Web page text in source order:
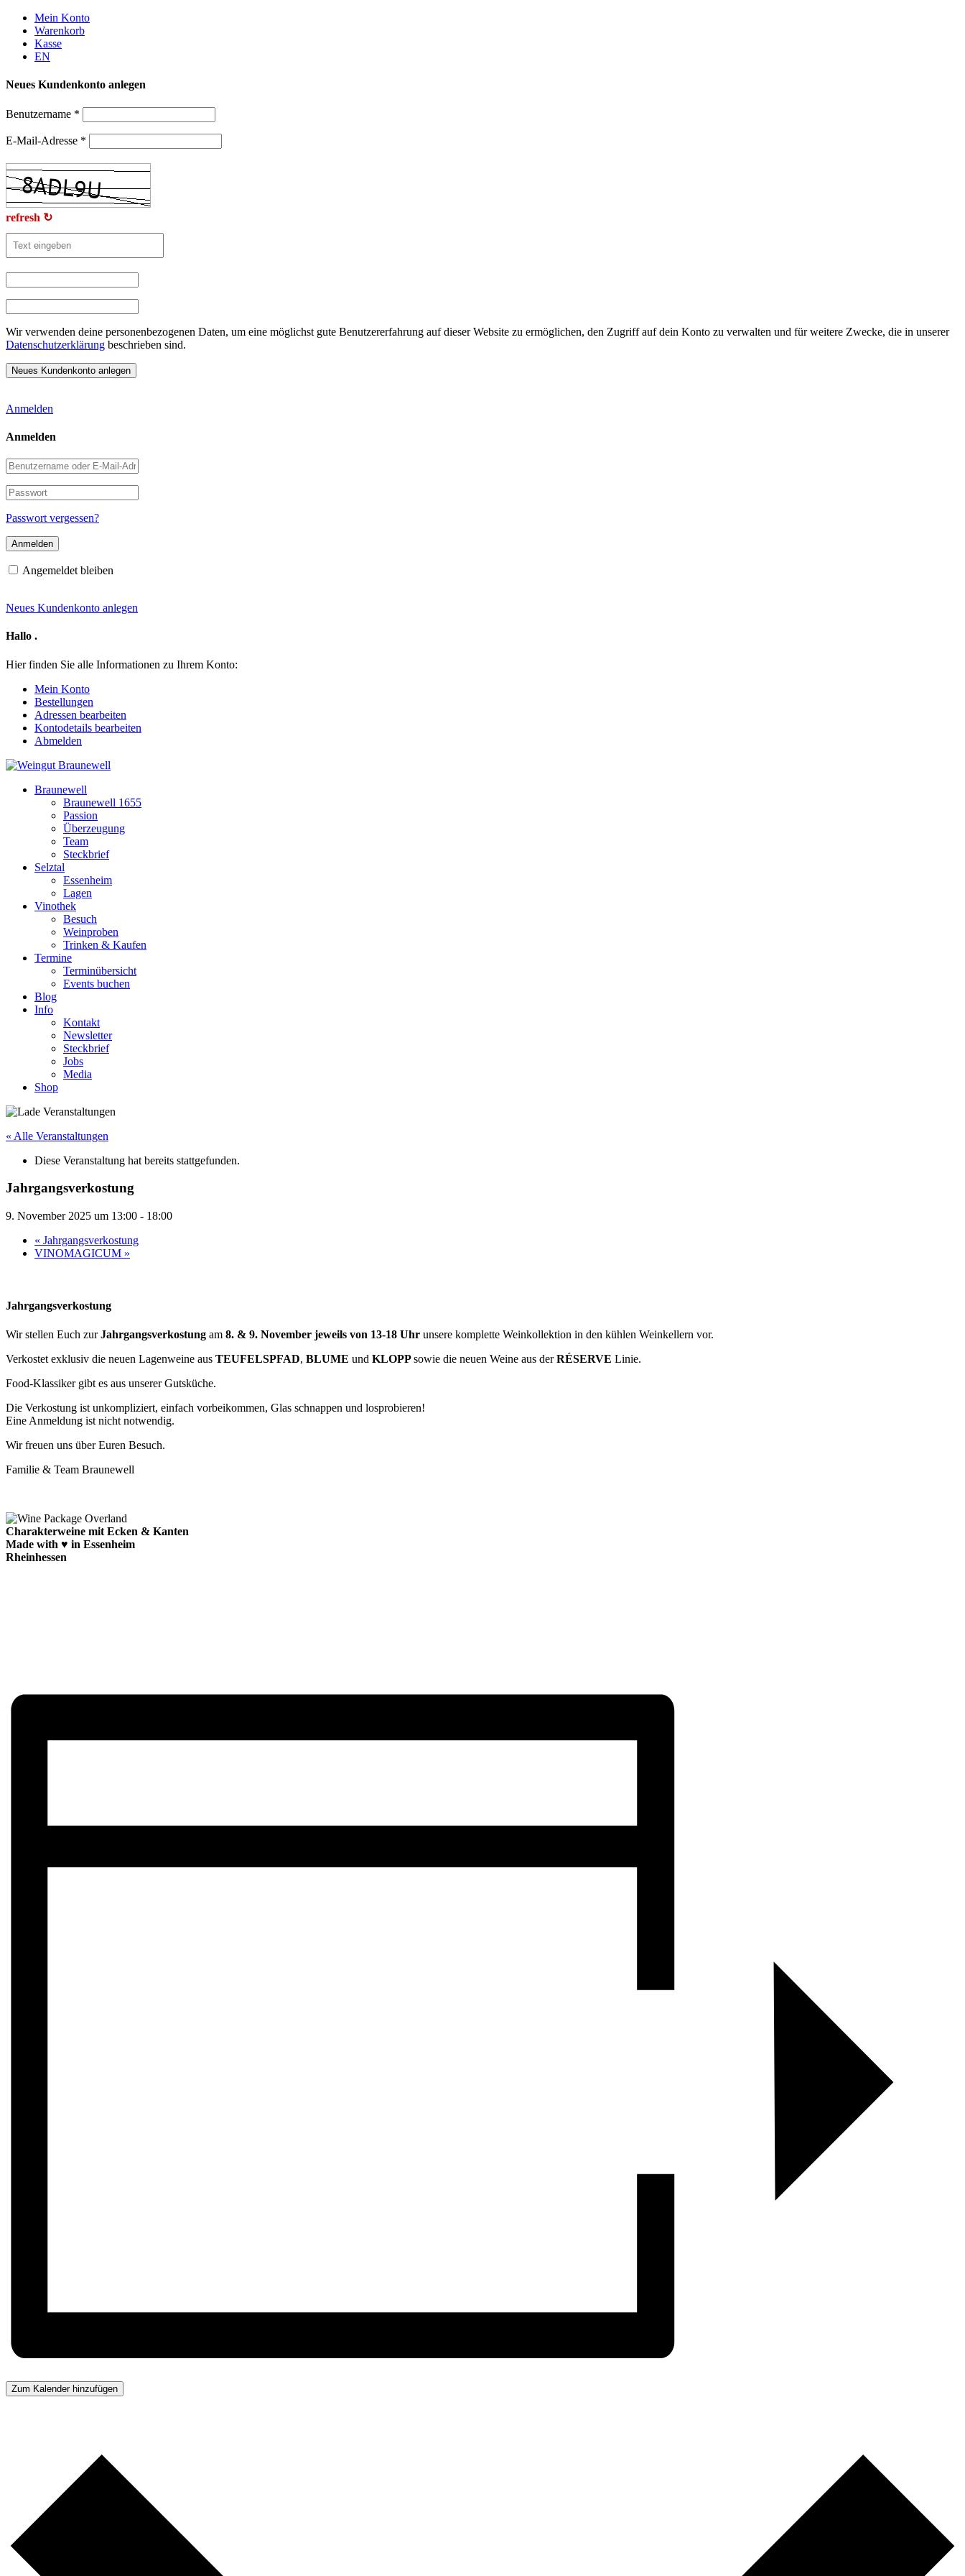
Weiter
zum
Inhalt
Mein Konto
Warenkorb
Kasse
EN
Neues Kundenkonto anlegen
Benutzername *
E-Mail-Adresse *
refresh ↻
Wir verwenden deine personenbezogenen Daten, um eine möglichst gute Benutzererfahrung auf dieser Website zu ermöglichen, den Zugriff auf dein Konto zu verwalten und für weitere Zwecke, die in unserer
Datenschutzerklärung beschrieben sind.
Anmelden
Anmelden
Benutzername
oder
E-
Mail-
Adresse
Passwort
Passwort vergessen?
Angemeldet bleiben
Neues Kundenkonto anlegen
Hallo .
Hier finden Sie alle Informationen zu Ihrem Konto:
Mein Konto
Bestellungen
Adressen bearbeiten
Kontodetails bearbeiten
Abmelden
Braunewell
Braunewell 1655
Passion
Überzeugung
Team
Steckbrief
Selztal
Essenheim
Lagen
Vinothek
Besuch
Weinproben
Trinken & Kaufen
Termine
Terminübersicht
Events buchen
Blog
Info
Kontakt
Newsletter
Steckbrief
Jobs
Media
Shop
« Alle Veranstaltungen
Diese Veranstaltung hat bereits stattgefunden.
Jahrgangsverkostung
9. November 2025 um 13:00 - 18:00
« Jahrgangsverkostung
VINOMAGICUM »
Jahrgangsverkostung
Wir stellen Euch zurJahrgangsverkostung am 8. & 9. November jeweils von 13-18 Uhr unsere komplette Weinkollektion in den kühlen Weinkellern vor.
Verkostet exklusiv die neuen Lagenweine aus TEUFELSPFAD, BLUME und KLOPPsowie die neuen Weine aus derRÉSERVE Linie.
Food-Klassiker gibt es aus unserer Gutsküche.
Die Verkostung ist unkompliziert, einfach vorbeikommen, Glas schnappen und losprobieren!
Eine Anmeldung ist nicht notwendig.
Wir freuen uns über Euren Besuch.
Familie & Team Braunewell
Charakterweine mit Ecken & Kanten
Made with ♥ in Essenheim
Rheinhessen
Zum Kalender hinzufügen